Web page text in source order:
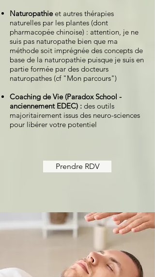
Naturopathieet autres thérapies
naturelles par les plantes (dont
pharmacopée chinoise) : attention, je ne
suis pas naturopathe bien que ma
méthode soit imprégnée des concepts de
base de la naturopathie puisque je suis en
partie formée par des docteurs
naturopathes (cf "Mon parcours")
Coaching de Vie (Paradox School -
anciennement EDEC) : des outils
majoritairement issus des neuro-sciences
pour libérer votre potentiel
Prendre RDV